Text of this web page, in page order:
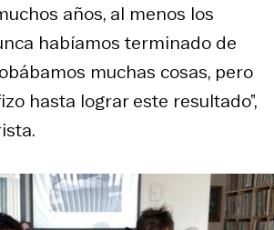
años, al menos los
habíamos terminado de
muchas cosas, pero
hasta lograr este resultado”,